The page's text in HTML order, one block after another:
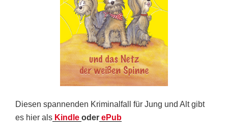
Diesen spannenden Kriminalfall für Jung und Alt gibt
es hier als Kindle oder ePub